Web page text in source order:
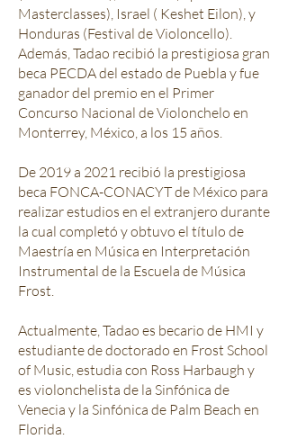
Masterclasses), Israel ( Keshet Eilon), y
Honduras (Festival de Violoncello).
Además, Tadao recibió la prestigiosa gran
beca PECDA del estado de Puebla y fue
ganador del premio en el Primer
Concurso Nacional de Violonchelo en
Monterrey, México, a los 15 años.
De 2019 a 2021 recibió la prestigiosa
beca FONCA-CONACYT de México para
realizar estudios en el extranjero durante
la cual completó y obtuvo el título de
Maestría en Música en Interpretación
Instrumental de la Escuela de Música
Frost.
Actualmente, Tadao es becario de HMI y
estudiante de doctorado en Frost School
of Music, estudia con Ross Harbaugh y
es violonchelista de la Sinfónica de
Venecia y la Sinfónica de Palm Beach en
Florida.